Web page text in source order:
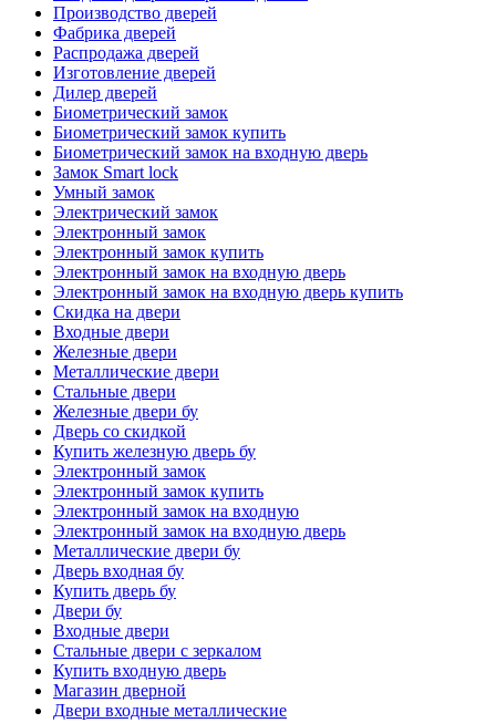
Производство дверей
Фабрика дверей
Распродажа дверей
Изготовление дверей
Дилер дверей
Биометрический замок
Биометрический замок купить
Биометрический замок на входную дверь
Замок Smart lock
Умный замок
Электрический замок
Электронный замок
Электронный замок купить
Электронный замок на входную дверь
Электронный замок на входную дверь купить
Скидка на двери
Входные двери
Железные двери
Металлические двери
Стальные двери
Железные двери бу
Дверь со скидкой
Купить железную дверь бу
Электронный замок
Электронный замок купить
Электронный замок на входную
Электронный замок на входную дверь
Металлические двери бу
Дверь входная бу
Купить дверь бу
Двери бу
Входные двери
Стальные двери с зеркалом
Купить входную дверь
Магазин дверной
Двери входные металлические